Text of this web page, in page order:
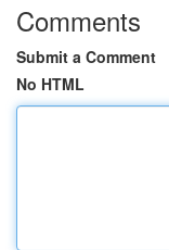
Comments
Submit a Comment
No HTML